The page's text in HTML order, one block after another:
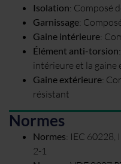
Isolation: Composé
Garnissage:
Gaine intérieure:
Élément anti-torsion:
intérieure et la gaine
Gaine extérieure:
résistant
Normes
Normes: IEC 60228,
2-1